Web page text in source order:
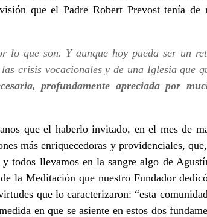
que el Padre Robert Prevost tenía de
lo que son. Y aunque hoy pueda ser un
crisis vocacionales y de una Iglesia que
profundamente apreciada por
que el haberlo invitado, en el mes de
más enriquecedoras y providenciales,
todos llevamos en la sangre algo de
la Meditación que nuestro Fundador
que lo caracterizaron: “esta
en que se asiente en estos dos